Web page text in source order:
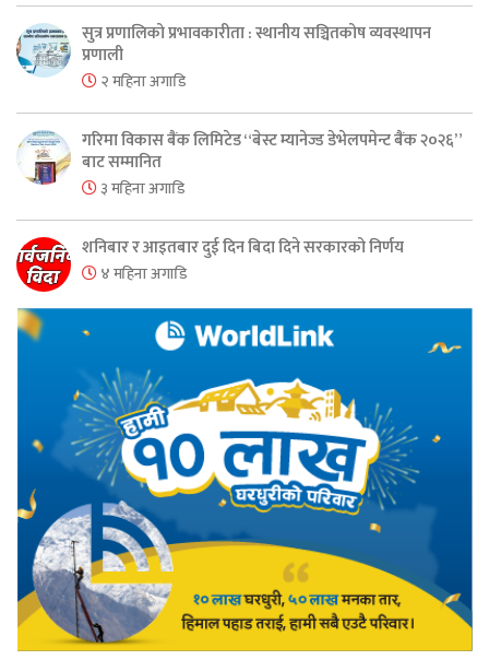
सुत्र प्रणालिको प्रभावकारीता : स्थानीय सञ्चितकोष व्यवस्थापन
प्रणाली
२ महिना अगाडि
गरिमा विकास बैंक लिमिटेड “बेस्ट म्यानेज्ड डेभेलपमेन्ट बैंक २०२६”
बाट सम्मानित
३ महिना अगाडि
शनिबार र आइतबार दुई दिन बिदा दिने सरकारको निर्णय
४ महिना अगाडि